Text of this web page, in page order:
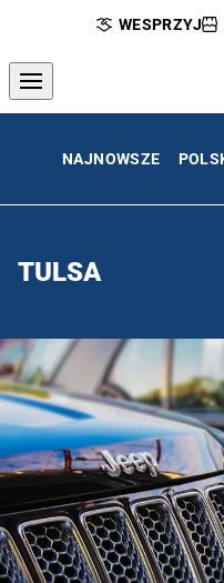
WESPRZYJ
NAJNOWSZE
TULSA